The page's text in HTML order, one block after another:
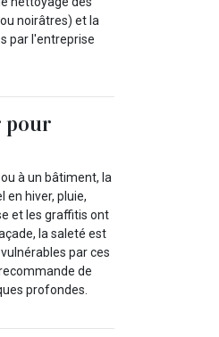
noirâtres) et la
par l'entreprise
pour
à un bâtiment, la
hiver, pluie,
et les graffitis ont
la saleté est
par ces
de
profondes.